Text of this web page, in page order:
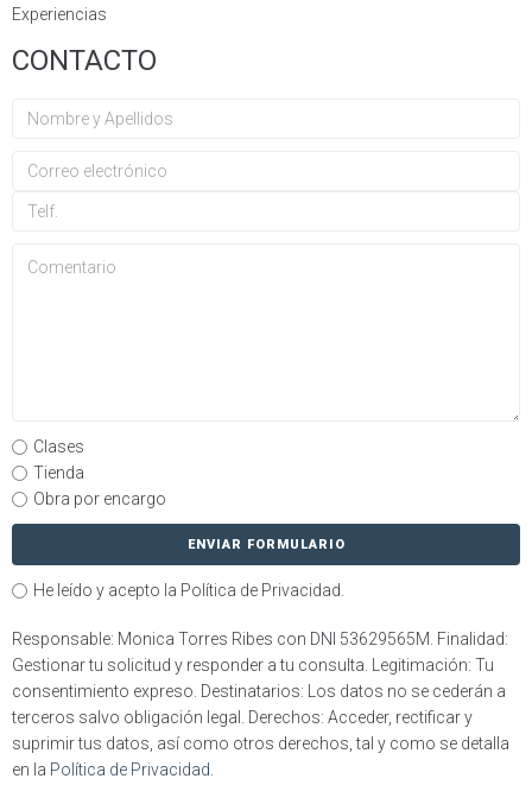
Experiencias
CONTACTO
Clases
Tienda
Obra por encargo
ENVIAR FORMULARIO
He leído y acepto la Política de Privacidad.
Responsable: Monica Torres Ribes con DNI 53629565M. Finalidad:
Gestionar tu solicitud y responder a tu consulta. Legitimación: Tu
consentimiento expreso. Destinatarios: Los datos no se cederán a
terceros salvo obligación legal. Derechos: Acceder, rectificar y
suprimir tus datos, así como otros derechos, tal y como se detalla
en la Política de Privacidad